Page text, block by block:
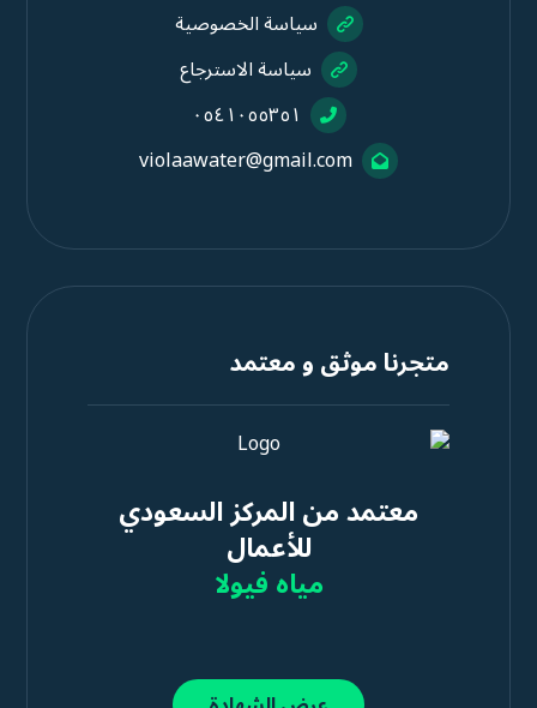
سياسة الخصوصية
سياسة الاسترجاع
٠٥٤١٠٥٥٣٥١
violaawater@gmail.com
متجرنا موثق و معتمد
معتمد من المركز السعودي
للأعمال
مياه فيولا